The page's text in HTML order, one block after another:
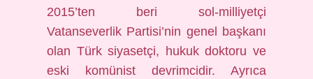
2015’ten beri sol-milliyetçi
Vatanseverlik Partisi’nin genel başkanı
olan Türk siyasetçi, hukuk doktoru ve
eski komünist devrimcidir. Ayrıca